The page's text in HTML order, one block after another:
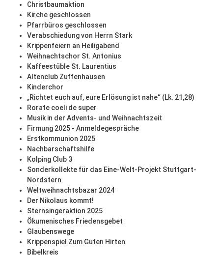
Christbaumaktion
Kirche geschlossen
Pfarrbüros geschlossen
Verabschiedung von Herrn Stark
Krippenfeiern an Heiligabend
Weihnachtschor St. Antonius
Kaffeestüble St. Laurentius
Altenclub Zuffenhausen
Kinderchor
„Richtet euch auf, eure Erlösung ist nahe“ (Lk. 21,28)
Rorate coeli de super
Musik in der Advents- und Weihnachtszeit
Firmung 2025 - Anmeldegespräche
Erstkommunion 2025
Nachbarschaftshilfe
Kolping Club 3
Sonderkollekte für das Eine-Welt-Projekt Stuttgart-
Nordstern
Weltweihnachtsbazar 2024
Der Nikolaus kommt!
Sternsingeraktion 2025
Ökumenisches Friedensgebet
Glaubenswege
Krippenspiel Zum Guten Hirten
Bibelkreis